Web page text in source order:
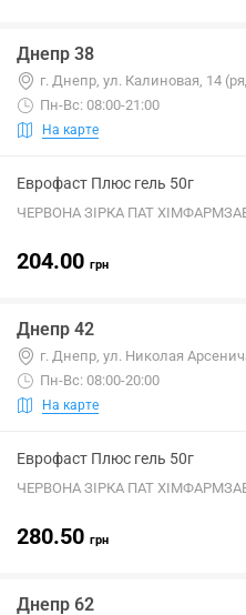
Днепр 38
г. Днепр, ул. Калиновая, 14
Пн-Вс: 08:00-21:00
На карте
Еврофаст Плюс гель 50г
ЧЕРВОНА ЗІРКА ПАТ
204.00 грн
Днепр 42
г. Днепр, ул. Николая
Пн-Вс: 08:00-20:00
На карте
Еврофаст Плюс гель 50г
ЧЕРВОНА ЗІРКА ПАТ
280.50 грн
Днепр 62